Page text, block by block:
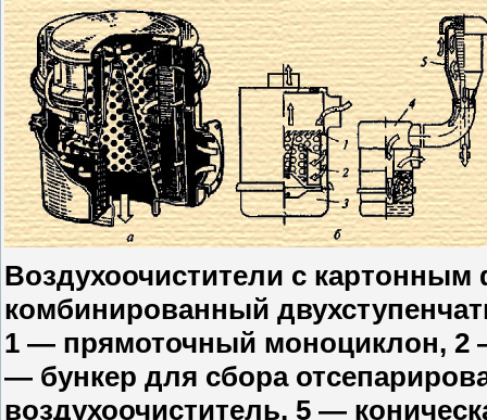
Воздухоочистители с
комбинированный
1 — прямоточный моноциклон,
— бункер для сбора
воздухоочиститель, 5 —